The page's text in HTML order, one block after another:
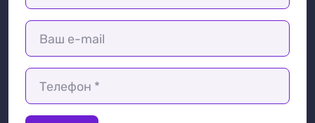
Ваш e-mail
Телефон *